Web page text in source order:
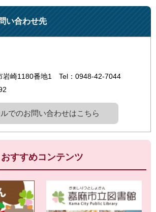
い合わせ先
岩崎1180番地1
Tel：0948-42-7044
ルでのお問い合わせはこちら
おすすめコンテンツ